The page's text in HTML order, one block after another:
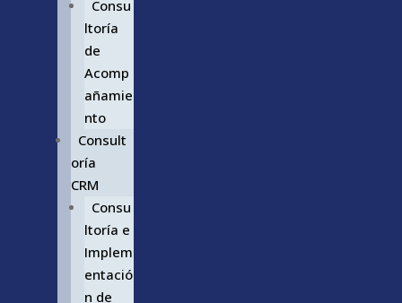
Consu
ltoría
de
Acomp
añamie
nto
Consult
oría
CRM
Consu
ltoría e
Implem
entació
n de